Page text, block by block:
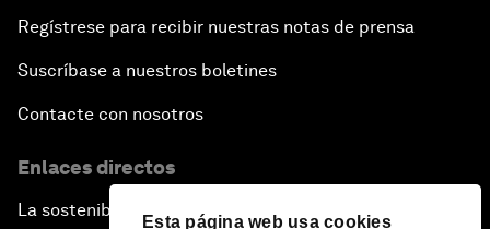
Esta página web usa cookies
Regístrese para recibir nuestras notas de prensa
Suscríbase a nuestros boletines
Contacte con nosotros
Enlaces directos
La sostenibilidad en el Foro